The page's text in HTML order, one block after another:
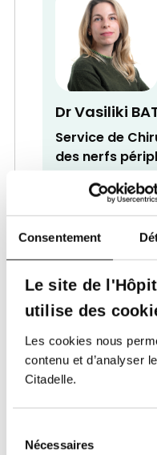
Consentement
Le site de
utilise des
Les cookies nous
contenu et d’analyser
Citadelle.
Nécessaires
Dr Vasiliki
Service de
des nerfs
Chirurgien
Dr Jacques
Service de
Cardiologue